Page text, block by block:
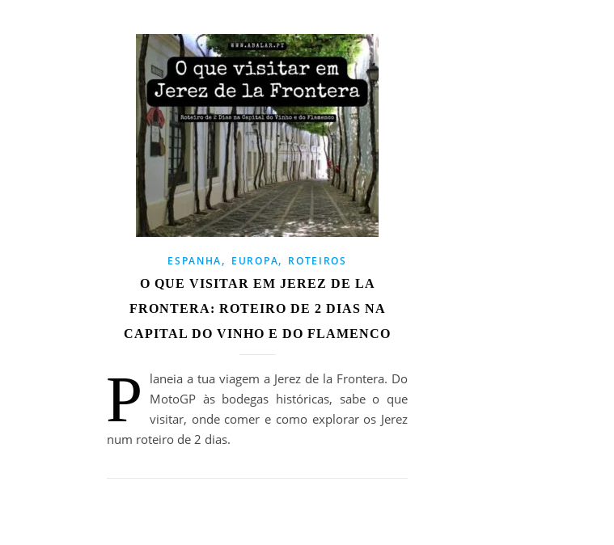
ESPANHA, EUROPA, ROTEIROS
O QUE VISITAR EM JEREZ DE LA
FRONTERA: ROTEIRO DE 2 DIAS NA
CAPITAL DO VINHO E DO FLAMENCO
P
laneia a tua viagem a Jerez de la Frontera. Do
MotoGP às bodegas históricas, sabe o que
visitar, onde comer e como explorar os Jerez
num roteiro de 2 dias.